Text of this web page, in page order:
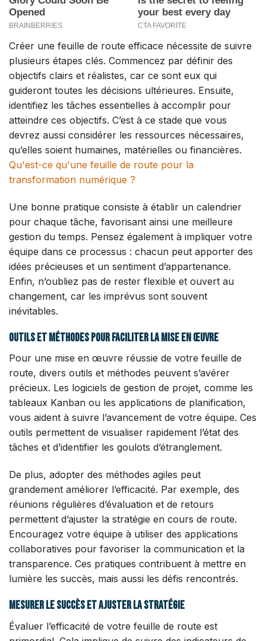
Créer une feuille de route efficace nécessite de suivre
plusieurs étapes clés. Commencez par définir des
objectifs clairs et réalistes, car ce sont eux qui
guideront toutes les décisions ultérieures. Ensuite,
identifiez les tâches essentielles à accomplir pour
atteindre ces objectifs. C’est à ce stade que vous
devrez aussi considérer les ressources nécessaires,
qu’elles soient humaines, matérielles ou financières.
Qu'est-ce qu'une feuille de route pour la
transformation numérique ?
Une bonne pratique consiste à établir un calendrier
pour chaque tâche, favorisant ainsi une meilleure
gestion du temps. Pensez également à impliquer votre
équipe dans ce processus : chacun peut apporter des
idées précieuses et un sentiment d’appartenance.
Enfin, n’oubliez pas de rester flexible et ouvert au
changement, car les imprévus sont souvent
inévitables.
Outils et méthodes pour faciliter la mise en œuvre
Pour une mise en œuvre réussie de votre feuille de
route, divers outils et méthodes peuvent s’avérer
précieux. Les logiciels de gestion de projet, comme les
tableaux Kanban ou les applications de planification,
vous aident à suivre l’avancement de votre équipe. Ces
outils permettent de visualiser rapidement l’état des
tâches et d’identifier les goulots d’étranglement.
De plus, adopter des méthodes agiles peut
grandement améliorer l’efficacité. Par exemple, des
réunions régulières d’évaluation et de retours
permettent d’ajuster la stratégie en cours de route.
Encouragez votre équipe à utiliser des applications
collaboratives pour favoriser la communication et la
transparence. Ces pratiques contribuent à mettre en
lumière les succès, mais aussi les défis rencontrés.
Mesurer le succès et ajuster la stratégie
Évaluer l’efficacité de votre feuille de route est